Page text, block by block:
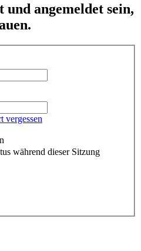
angemeldet sein,
vergessen
während dieser Sitzung